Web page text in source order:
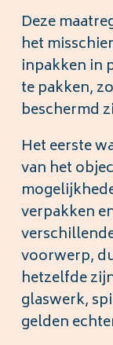
Deze
het
inpakken in
te pakken,
beschermd
Het eerste
van het
verpakken
voorwerp,
hetzelfde
glaswerk,
gelden